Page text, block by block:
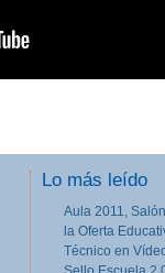
Lo más leído
Aula 2011,
la Oferta
Técnico en